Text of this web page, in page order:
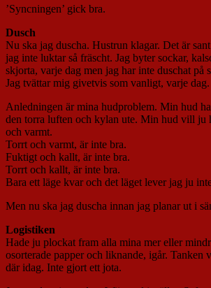
’Syncningen’ gick bra.
Dusch
Nu ska jag duscha. Hustrun klagar. Det är
jag inte luktar så fräscht. Jag byter sockar,
skjorta, varje dag men jag har inte duschat på
Jag tvättar mig givetvis som vanligt, varje
Anledningen är mina hudproblem. Min hud
den torra luften och kylan ute. Min hud vill ju
och varmt.
Torrt och varmt, är inte bra.
Fuktigt och kallt, är inte bra.
Torrt och kallt, är inte bra.
Bara ett läge kvar och det läget lever jag ju
Men nu ska jag duscha innan jag planar ut i
Logistiken
Hade ju plockat fram alla mina mer eller
osorterade papper och liknande, igår. Tanken
där idag. Inte gjort ett jota.